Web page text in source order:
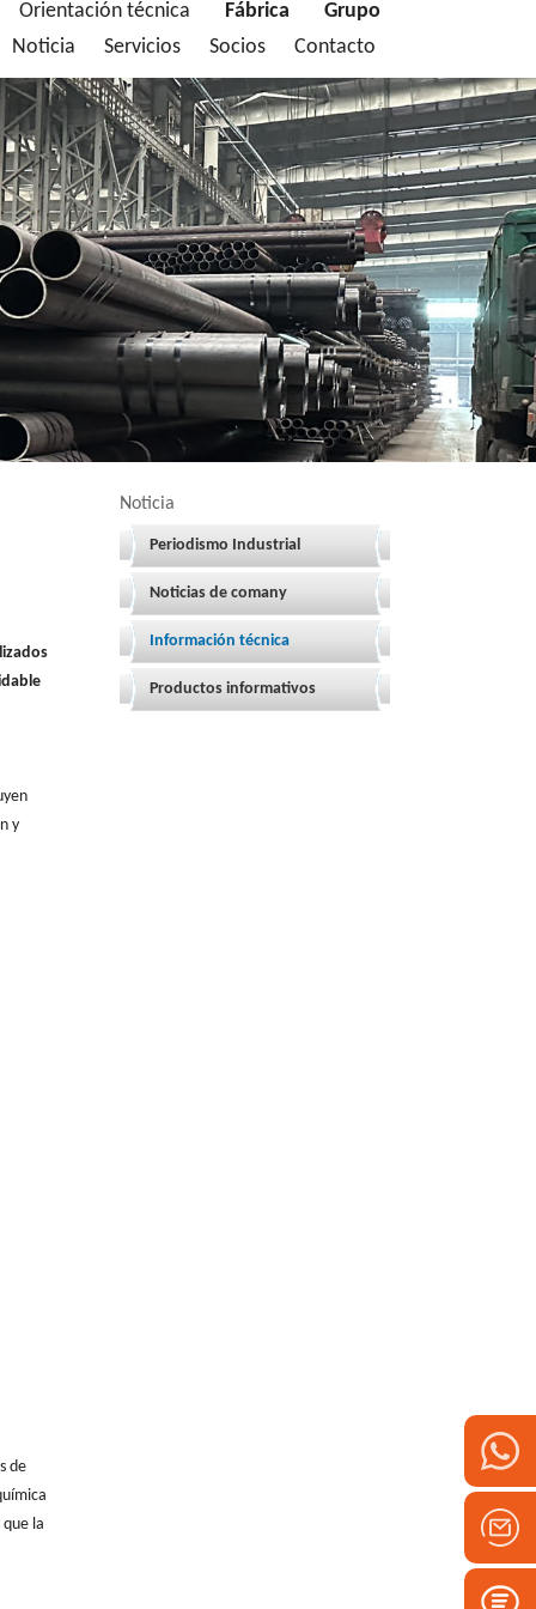
Orientación técnica Fábrica
Grupo
Noticia Servicios Socios Contacto
Noticia
Periodismo Industrial
Noticias de comany
Información técnica
Productos informativos
y
de
la